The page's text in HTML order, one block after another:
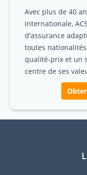
Avec plus de 40
internationale,
d'assurance
toutes
qualité-prix et un
centre de ses